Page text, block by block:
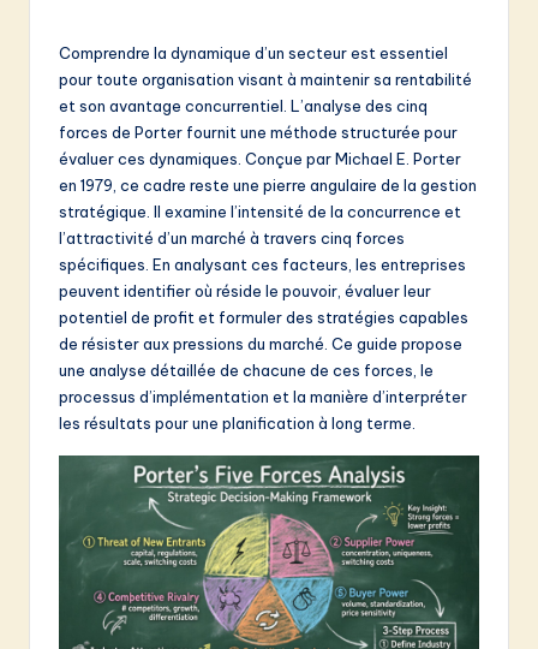
in
A
&
S
o
Comprendre la dynamique d’un secteur est essentiel
pour toute organisation visant à maintenir sa rentabilité
et son avantage concurrentiel. L’analyse des cinq
forces de Porter fournit une méthode structurée pour
évaluer ces dynamiques. Conçue par Michael E. Porter
en 1979, ce cadre reste une pierre angulaire de la gestion
stratégique. Il examine l’intensité de la concurrence et
l’attractivité d’un marché à travers cinq forces
spécifiques. En analysant ces facteurs, les entreprises
peuvent identifier où réside le pouvoir, évaluer leur
potentiel de profit et formuler des stratégies capables
de résister aux pressions du marché. Ce guide propose
une analyse détaillée de chacune de ces forces, le
processus d’implémentation et la manière d’interpréter
les résultats pour une planification à long terme.